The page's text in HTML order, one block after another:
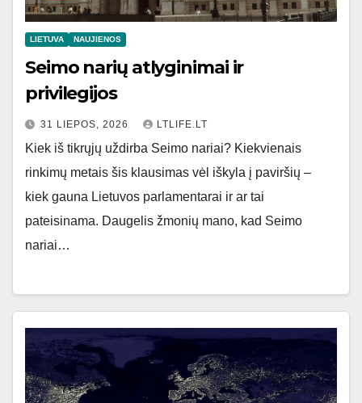
LIETUVA NAUJIENOS
Seimo narių atlyginimai ir
privilegijos
31 LIEPOS, 2026 LTLIFE.LT
Kiek iš tikrųjų uždirba Seimo nariai? Kiekvienais
rinkimų metais šis klausimas vėl iškyla į paviršių –
kiek gauna Lietuvos parlamentarai ir ar tai
pateisinama. Daugelis žmonių mano, kad Seimo
nariai…